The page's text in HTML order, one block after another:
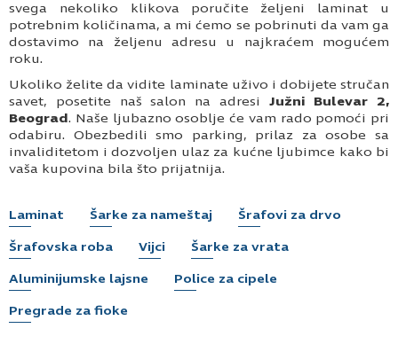
svega nekoliko klikova poručite željeni laminat u
potrebnim količinama, a mi ćemo se pobrinuti da vam ga
dostavimo na željenu adresu u najkraćem mogućem
roku.
Ukoliko želite da vidite laminate uživo i dobijete stručan
savet, posetite naš salon na adresi Južni Bulevar 2,
Beograd. Naše ljubazno osoblje će vam rado pomoći pri
odabiru. Obezbedili smo parking, prilaz za osobe sa
invaliditetom i dozvoljen ulaz za kućne ljubimce kako bi
vaša kupovina bila što prijatnija.
Laminat Šarke za nameštaj Šrafovi za drvo
Šrafovska roba Vijci Šarke za vrata
Aluminijumske lajsne Police za cipele
Pregrade za fioke